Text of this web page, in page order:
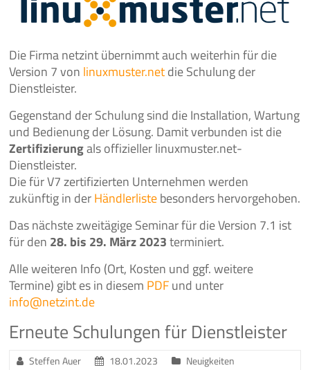
Die Firma netzint übernimmt auch weiterhin für die
Version 7 von linuxmuster.netdie Schulung der
Dienstleister.
Gegenstand der Schulung sind die Installation, Wartung
und Bedienung der Lösung. Damit verbunden ist die
Zertifizierungals offizieller linuxmuster.net-
Dienstleister.
Die für V7 zertifizierten Unternehmen werden
zukünftig in derHändlerlistebesonders hervorgehoben.
Das nächste zweitägige Seminar für die Version 7.1 ist
für den 28. bis 29. März 2023terminiert.
Alle weiteren Info (Ort, Kosten und ggf. weitere
Termine) gibt es in diesem PDFund unter
info@netzint.de
Erneute Schulungen für Dienstleister
Steffen Auer 18.01.2023 Neuigkeiten